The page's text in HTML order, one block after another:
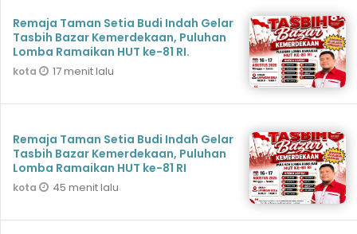
Remaja Taman Setia Budi Indah Gelar
Tasbih Bazar Kemerdekaan, Puluhan
Lomba Ramaikan HUT ke-81 RI.
kota 17 menit lalu
Remaja Taman Setia Budi Indah Gelar
Tasbih Bazar Kemerdekaan, Puluhan
Lomba Ramaikan HUT ke-81 RI
kota 45 menit lalu